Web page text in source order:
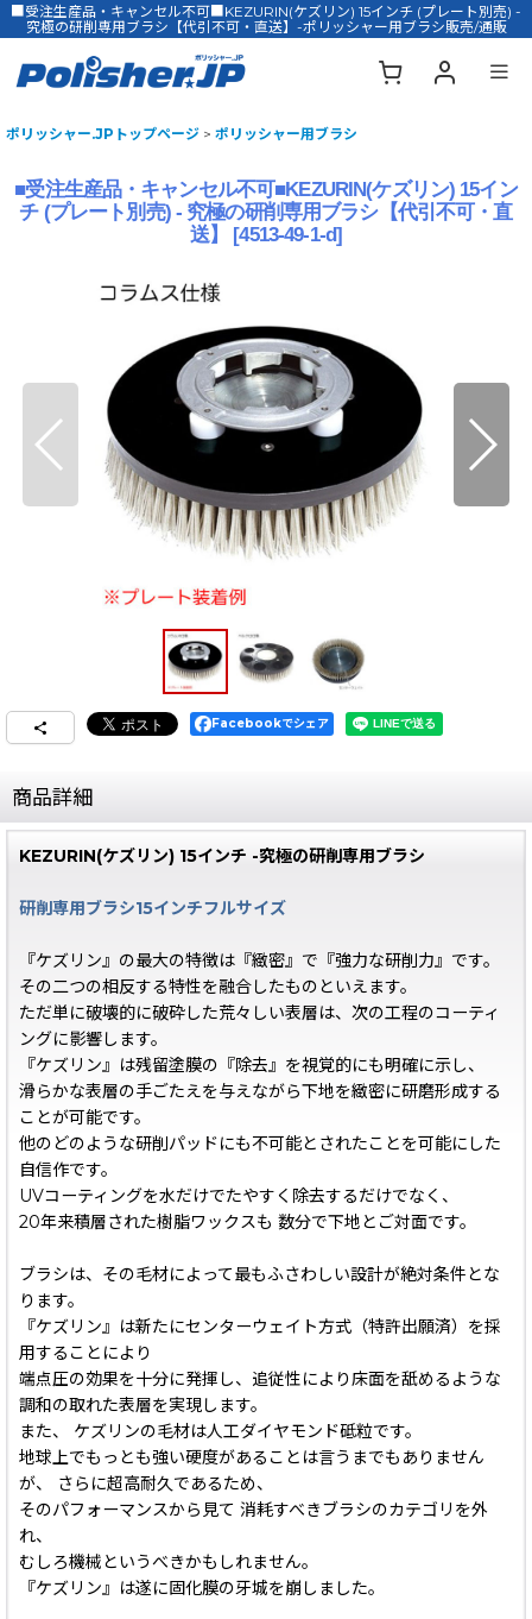
■受注生産品・キャンセル不可■KEZURIN(ケズリン) 15インチ (プレート別売) -
究極の研削専用ブラシ【代引不可・直送】-ポリッシャー用ブラシ販売/通販
ポリッシャー.JPトップページ > ポリッシャー用ブラシ
■受注生産品・キャンセル不可■KEZURIN(ケズリン) 15イン
チ (プレート別売) - 究極の研削専用ブラシ【代引不可・直
送】
[4513-49-1-d]
Facebookでシェア
商品詳細
KEZURIN(ケズリン) 15インチ -究極の研削専用ブラシ
研削専用ブラシ15インチフルサイズ
『ケズリン』の最大の特徴は『緻密』で『強力な研削力』です。
その二つの相反する特性を融合したものといえます。
ただ単に破壊的に破砕した荒々しい表層は、次の工程のコーティ
ングに影響します。
『ケズリン』は残留塗膜の『除去』を視覚的にも明確に示し、
滑らかな表層の手ごたえを与えながら下地を緻密に研磨形成する
ことが可能です。
他のどのような研削パッドにも不可能とされたことを可能にした
自信作です。
UVコーティングを水だけでたやすく除去するだけでなく、
20年来積層された樹脂ワックスも 数分で下地とご対面です。
ブラシは、その毛材によって最もふさわしい設計が絶対条件とな
ります。
『ケズリン』は新たにセンターウェイト方式（特許出願済）を採
用することにより
端点圧の効果を十分に発揮し、追従性により床面を舐めるような
調和の取れた表層を実現します。
また、 ケズリンの毛材は人工ダイヤモンド砥粒です。
地球上でもっとも強い硬度があることは言うまでもありません
が、 さらに超高耐久であるため、
そのパフォーマンスから見て 消耗すべきブラシのカテゴリを外
れ、
むしろ機械というべきかもしれません。
『ケズリン』は遂に固化膜の牙城を崩しました。